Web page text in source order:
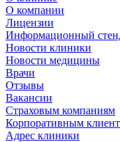
О компании
Лицензии
Информационный
Новости клиники
Новости медицины
Врачи
Отзывы
Вакансии
Страховым компаниям
Корпоративным
Адрес клиники